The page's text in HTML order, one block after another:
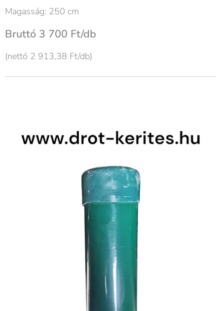
Magasság: 250 cm
Bruttó 3 700 Ft/db
(nettó 2 913,38 Ft/db)